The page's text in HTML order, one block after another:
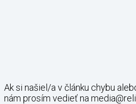
Ak si našiel/a v článku chybu
nám prosím vedieť na